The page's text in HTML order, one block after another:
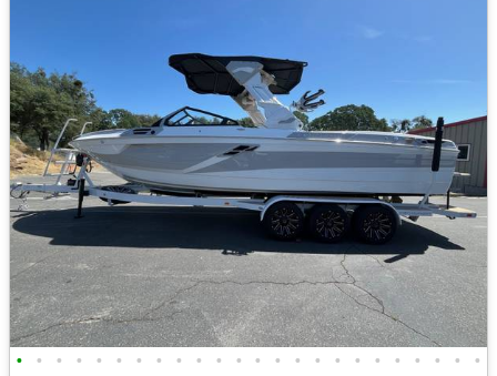
• • • • • • • • • • • • • • • • • • • • • • • •